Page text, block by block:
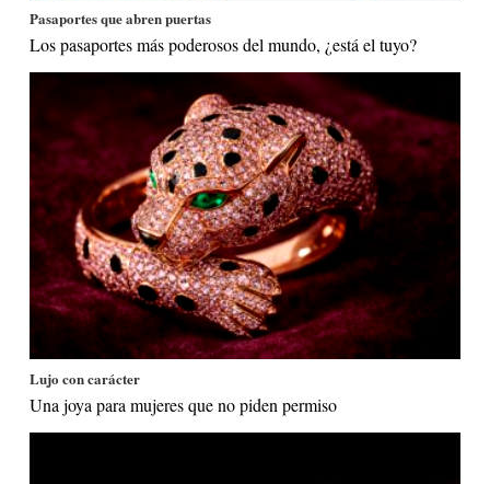
Pasaportes que abren puertas
Los pasaportes más poderosos del mundo, ¿está el tuyo?
Lujo con carácter
Una joya para mujeres que no piden permiso